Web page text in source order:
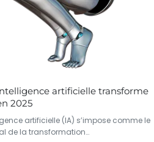
artificielle transforme
2025
artificielle (IA) s’impose comme le
de la transformation…